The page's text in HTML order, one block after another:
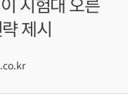
제시